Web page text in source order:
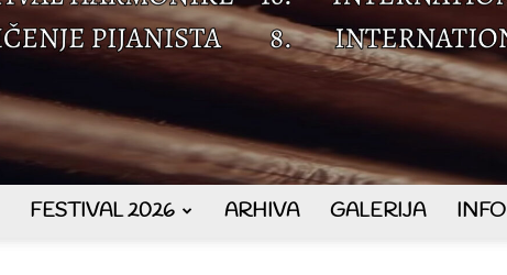
FESTIVAL 2026 ARHIVA GALERIJA INFO